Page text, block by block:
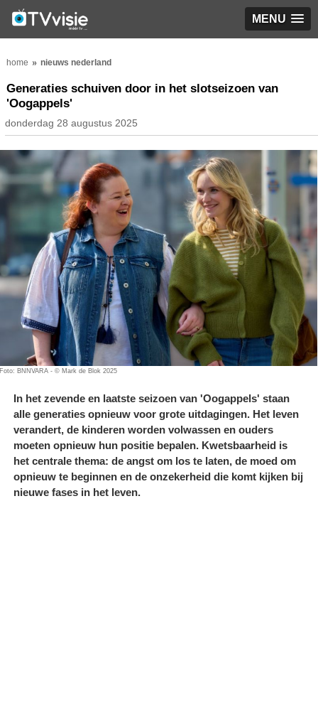
MENU
home nieuws nederland
Generaties schuiven door in het slotseizoen van
'Oogappels'
donderdag 28 augustus 2025
Foto: BNNVARA - © Mark de Blok 2025
In het zevende en laatste seizoen van 'Oogappels' staan
alle generaties opnieuw voor grote uitdagingen. Het leven
verandert, de kinderen worden volwassen en ouders
moeten opnieuw hun positie bepalen. Kwetsbaarheid is
het centrale thema: de angst om los te laten, de moed om
opnieuw te beginnen en de onzekerheid die komt kijken bij
nieuwe fases in het leven.